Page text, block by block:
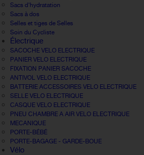
Sacs d'hydratation
Sacs à dos
Selles et tiges de Selles
Soin du Cycliste
Électrique
SACOCHE VELO ELECTRIQUE
PANIER VELO ELECTRIQUE
FIXATION PANIER SACOCHE
ANTIVOL VELO ELECTRIQUE
BATTERIE ACCESSOIRES VELO ELECTRIQUE
SELLE VELO ELECTRIQUE
CASQUE VELO ELECTRIQUE
PNEU CHAMBRE A AIR VELO ELECTRIQUE
MECANIQUE
PORTE-BÉBÉ
PORTE-BAGAGE - GARDE-BOUE
Vélo